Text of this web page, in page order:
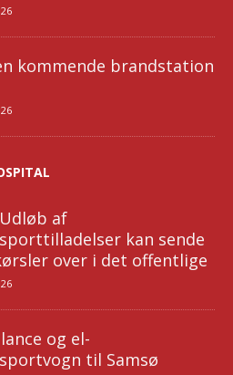
kommende brandstation
af
kan sende
over i det offentlige
og el-
til Samsø